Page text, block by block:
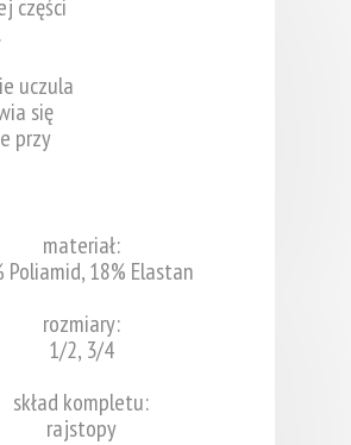
części
uczula
się
przy
materiał:
Poliamid, 18% Elastan
rozmiary:
1/2, 3/4
skład kompletu:
rajstopy